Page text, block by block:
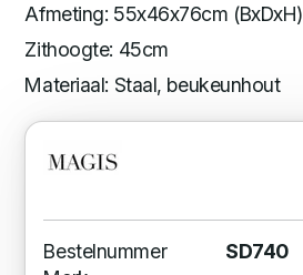
Afmeting: 55x46x76cm (BxDxH)
Zithoogte: 45cm
Materiaal: Staal, beukeunhout
Bestelnummer
SD740